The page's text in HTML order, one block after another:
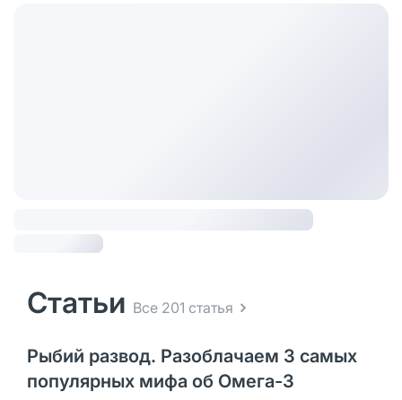
Статьи Все 201 статья
Рыбий развод. Разоблачаем 3 самых
популярных мифа об Омега-3